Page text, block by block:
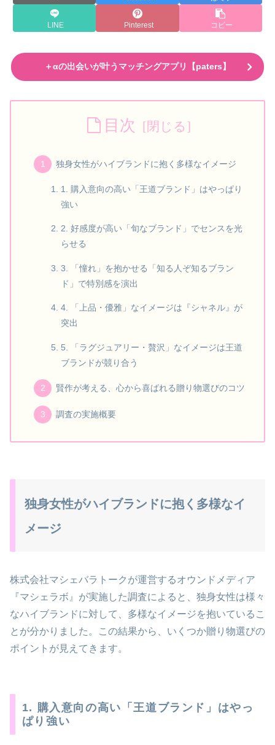
LINE Pinterest コピー
＋αの出会いが叶うマッチングアプリ【paters】
目次
独身女性がハイブランドに抱く多様なイメージ
1. 購入意向の高い「王道ブランド」はやっぱり
強い
2. 好感度が高い「旬なブランド」でセンスを光
らせる
3. 「憧れ」を抱かせる「知る人ぞ知るブラン
ド」で特別感を演出
4. 「上品・優雅」なイメージは『シャネル』が
突出
5. 「ラグジュアリー・贅沢」なイメージは王道
ブランドが競り合う
賢作が考える、心から喜ばれる贈り物選びのコツ
調査の実施概要
独身女性がハイブランドに抱く多様なイ
メージ
株式会社マシェバラトークが運営するオウンドメディア
『マシェラボ』が実施した調査によると、独身女性は様々
なハイブランドに対して、多様なイメージを抱いているこ
とが分かりました。この結果から、いくつか贈り物選びの
ポイントが見えてきます。
1. 購入意向の高い「王道ブランド」はやっ
ぱり強い